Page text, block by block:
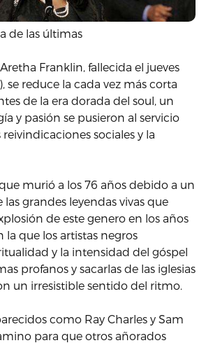
de las últimas
Franklin, fallecida el jueves
se reduce la cada vez más corta
de la era dorada del soul, un
y pasión se pusieron al servicio
sociales y la
que murió a los 76 años debido a un
las grandes leyendas vivas que
de este genero en los años
la que los artistas negros
y la intensidad del góspel
profanos y sacarlas de las iglesias
un irresistible sentido del ritmo.
como Ray Charles y Sam
para que otros añorados